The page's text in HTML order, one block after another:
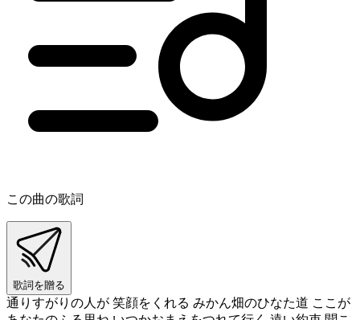
この曲の歌詞
歌詞を贈る
通りすがりの人が 笑顔をくれる みかん畑のひなた道 ここが